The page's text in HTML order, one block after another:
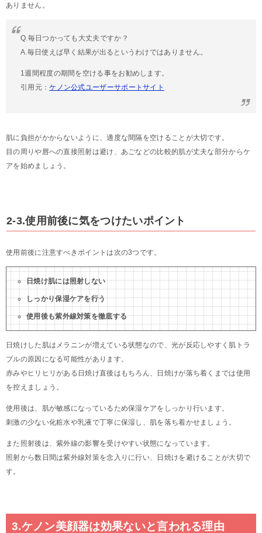
ありません。
Q.毎日つかっても大丈夫ですか？
A.毎日使えば早く結果が出るというわけではありません。
1週間程度の期間を空ける事をお勧めします。
引用元：ケノン公式ユーザーサポートサイト
肌に負担がかからないように、適度な間隔を空けることが大切です。
目の周りや唇への直接照射は避け、あごなどの比較的肌が丈夫な部分からケ
アを始めましょう。
2-3.使用前後に気をつけたいポイント
使用前後に注意すべきポイントは次の3つです。
日焼け肌には照射しない
しっかり保湿ケアを行う
使用後も紫外線対策を徹底する
日焼けした肌はメラニンが増えている状態なので、光が反応しやすく肌トラ
ブルの原因になる可能性があります。
赤みやヒリヒリがある日焼け直後はもちろん、日焼けが落ち着くまでは使用
を控えましょう。
使用後は、肌が敏感になっているため保湿ケアをしっかり行います。
刺激の少ない化粧水や乳液で丁寧に保湿し、肌を落ち着かせましょう。
また照射後は、紫外線の影響を受けやすい状態になっています。
照射から数日間は紫外線対策を念入りに行い、日焼けを避けることが大切で
す。
3.ケノン美顔器は効果ないと言われる理由